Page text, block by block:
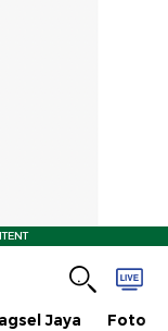
Jaya Foto